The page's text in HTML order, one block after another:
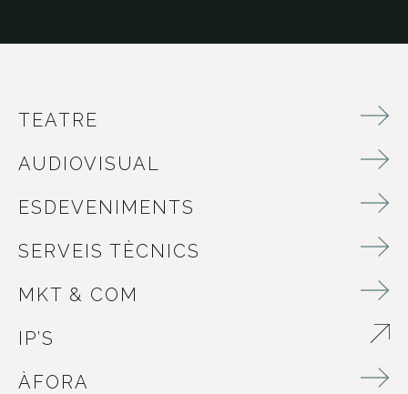
TEATRE
AUDIOVISUAL
ESDEVENIMENTS
SERVEIS TÈCNICS
MKT & COM
IP’S
ÀFORA